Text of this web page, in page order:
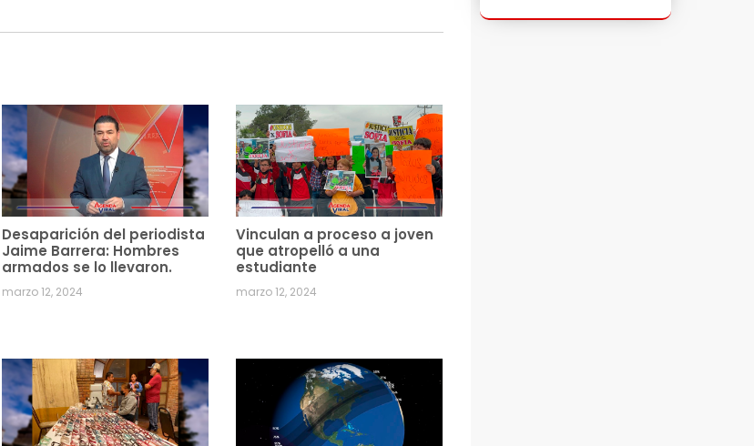
Desaparición del periodista
Jaime Barrera: Hombres
armados se lo llevaron.
marzo 12, 2024
Vinculan a proceso a joven
que atropelló a una
estudiante
marzo 12, 2024